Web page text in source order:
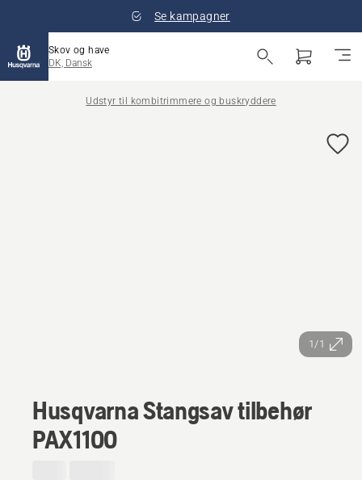
Se kampagner
Skov og have
DK, Dansk
Udstyr til kombitrimmere og buskryddere
1/1
Husqvarna Stangsav tilbehør
PAX1100